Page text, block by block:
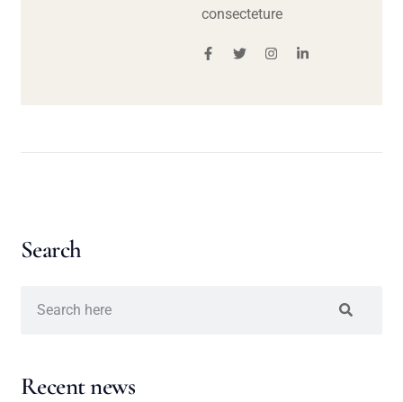
consecteture
Search
Recent news